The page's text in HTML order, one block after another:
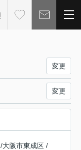
変更
変更
/大阪市東成区 /